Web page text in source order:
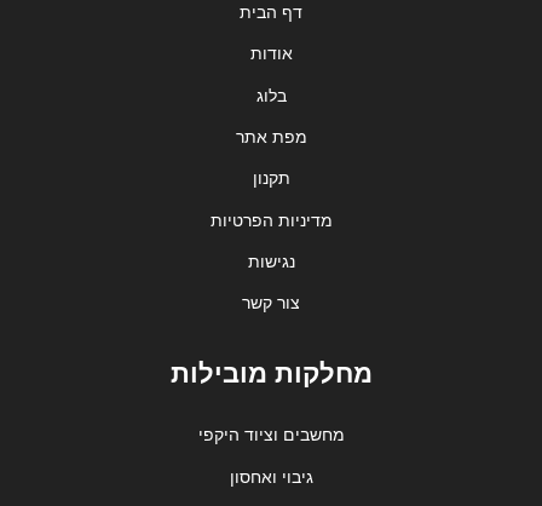
דף הבית
אודות
בלוג
מפת אתר
תקנון
מדיניות הפרטיות
נגישות
צור קשר
מחלקות מובילות
מחשבים וציוד היקפי
גיבוי ואחסון